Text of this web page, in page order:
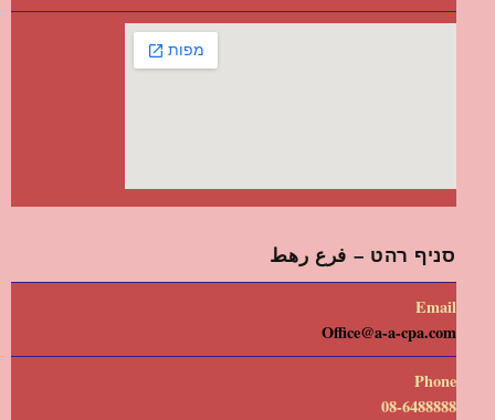
סניף רהט – فرع رهط
Email
Office@a-a-cpa.com
Phone
08-6488888